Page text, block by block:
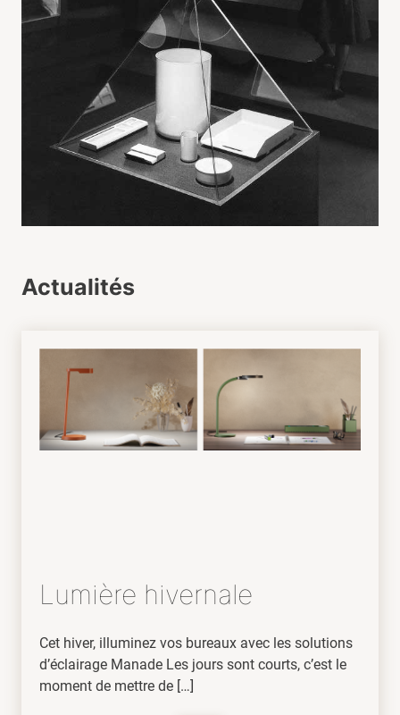
Actualités
Lumière hivernale
Cet hiver, illuminez vos bureaux avec les solutions
d’éclairage Manade Les jours sont courts, c’est le
moment de mettre de […]